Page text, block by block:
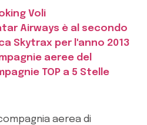
Airways è al secondo
Skytrax per l'anno 2013
aeree del
TOP a 5 Stelle
aerea di